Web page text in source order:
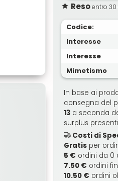
Resoentro
Codice:
Interesse
Interesse
Mimetismo
In base ai
consegna del
13 a seconda
surplus
Costi di
Gratis per
5 € ordini da 0
7.50 € ordini
10.50 € ordini